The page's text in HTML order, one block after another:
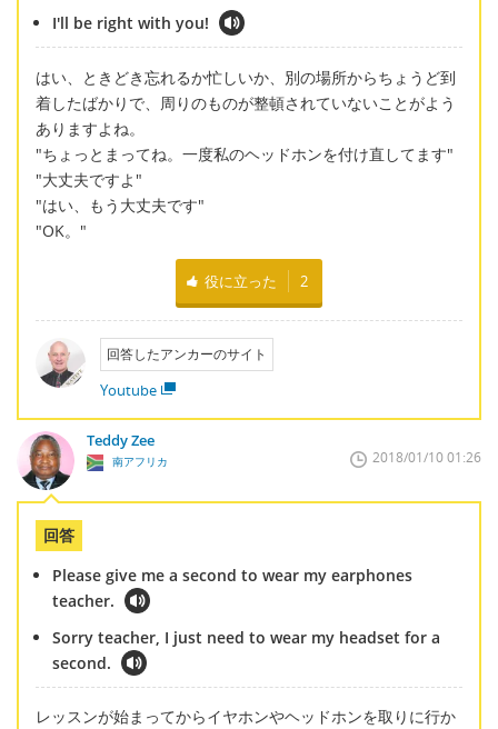
I'll be right with you!
はい、ときどき忘れるか忙しいか、別の場所からちょうど到
着したばかりで、周りのものが整頓されていないことがよう
ありますよね。
"ちょっとまってね。一度私のヘッドホンを付け直してます"
"大丈夫ですよ"
"はい、もう大丈夫です"
"OK。"
役に立った 2
回答したアンカーのサイト
Youtube
Teddy Zee
南アフリカ 2018/01/10 01:26
回答
Please give me a second to wear my earphones
teacher.
Sorry teacher, I just need to wear my headset for a
second.
レッスンが始まってからイヤホンやヘッドホンを取りに行か